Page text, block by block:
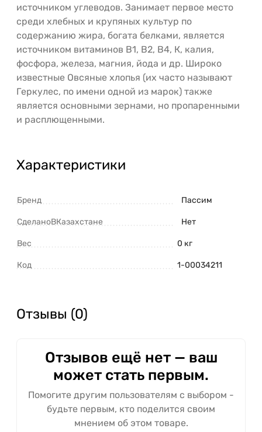
источником углеводов. Занимает первое место
среди хлебных и крупяных культур по
содержанию жира, богата белками, является
источником витаминов В1, В2, В4, К, калия,
фосфора, железа, магния, йода и др. Широко
известные Овсяные хлопья (их часто называют
Геркулес, по имени одной из марок) также
является основными зернами, но пропаренными
и расплющенными.
Характеристики
Бренд Пассим
СделаноВКазахстане Нет
Вес 0 кг
Код 1-00034211
Отзывы (0)
Отзывов ещё нет — ваш
может стать первым.
Помогите другим пользователям с выбором -
будьте первым, кто поделится своим
мнением об этом товаре.